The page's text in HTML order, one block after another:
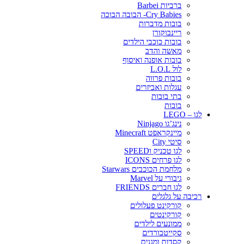
ברביות Barbei
Cry Babies- הבובה הבוכה
בובות מדברות
ריינבוקורן
בובות כוכבי הילדים
מאשה והדב
בובות אופנה ואיסוף
לול L.O.L
בובות פרווה
עגלות ואביזרים
בתי בובות
בובות
לגו – LEGO
נינג’גו Ninjago
מיינקראפט Minecraft
סיטי City
לגו טכניק וSPEED
לגו פרחים ICONS
מלחמת הכוכבים Starwars
גיבורי על Marvel
לגו חברים FRIENDS
רכיבה על גלגלים
קורקינט פעלולים
קורקינטים
ממונעים לילדים
סקייטבורדים
קסדות ומגנים